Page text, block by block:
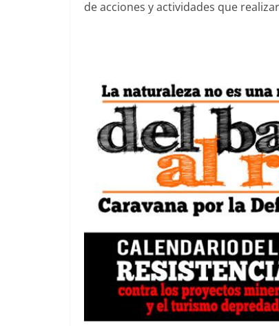
de acciones y actividades que